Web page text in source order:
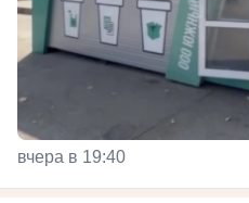
вчера в 19:40